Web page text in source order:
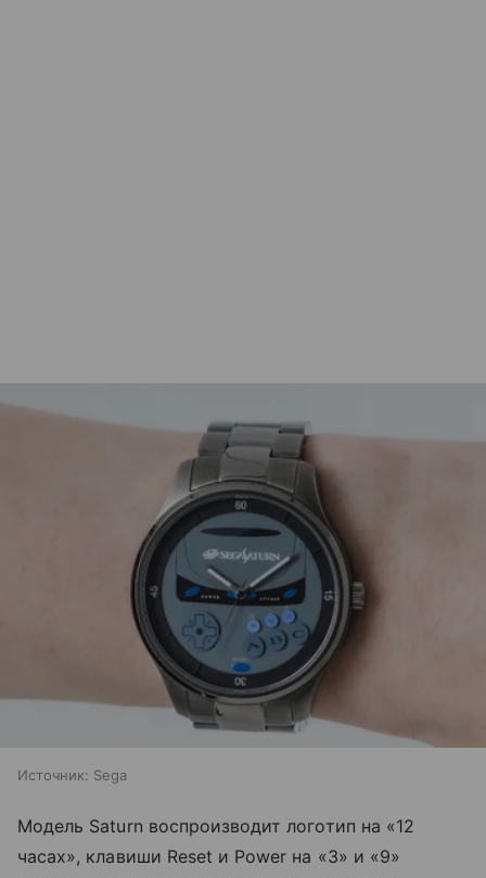
Источник: Sega
Модель Saturn воспроизводит логотип на «12
часах», клавиши Reset и Power на «3» и «9»